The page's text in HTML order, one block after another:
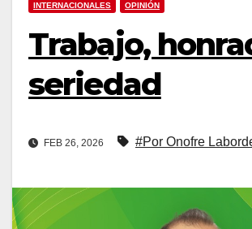
INTERNACIONALES OPINIÓN
Trabajo,
seriedad
FEB 26, 2026 #Por Onofre